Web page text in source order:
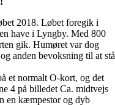
2018. Løbet foregik i
have i Lyngby. Med 800
gik. Humøret var dog
anden bevoksning til at stå
et normalt O-kort, og det
4 på billedet Ca. midtvejs
en kæmpestor og dyb